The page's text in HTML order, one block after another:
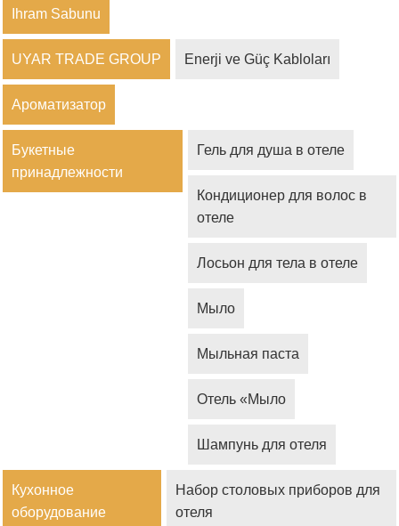
Ihram Sabunu
UYAR TRADE GROUP Enerji ve Güç Kabloları
Ароматизатор
Букетные
принадлежности
Гель для душа в отеле
Кондиционер для волос в
отеле
Лосьон для тела в отеле
Мыло
Мыльная паста
Отель «Мыло
Шампунь для отеля
Кухонное
оборудование
Набор столовых приборов для
отеля